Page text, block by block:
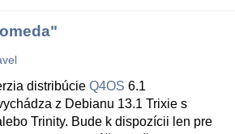
distribúcie Q4OS 6.1
z Debianu 13.1 Trixie s
Trinity. Bude k dispozícii len pre